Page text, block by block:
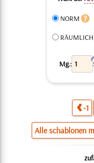
NORM
Mg.:
-1
Alle schablonen